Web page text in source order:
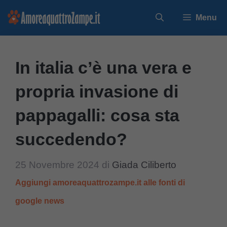
Vai
Menu
In italia c’è una vera e
propria invasione di
pappagalli: cosa sta
succedendo?
25 Novembre 2024 di Giada Ciliberto
Aggiungi amoreaquattrozampe.it alle fonti di
google news